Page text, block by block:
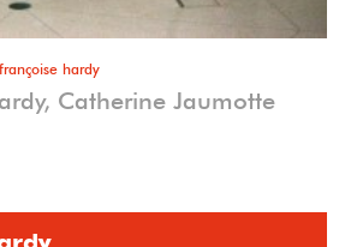
hardy
Catherine Jaumotte